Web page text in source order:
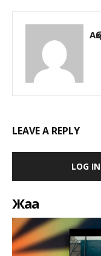
LEAVE A REPLY
LOG
Жаңа